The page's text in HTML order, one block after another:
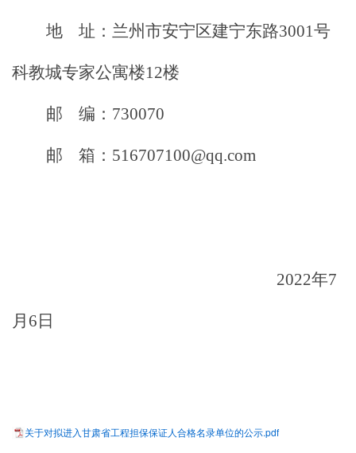
地 址：兰州市安宁区建宁东路3001号
科教城专家公寓楼12楼
邮 编： 730070
邮 箱： 516707100@qq.com
2022年7
月 6 日
关于对拟进入甘肃省工程担保保证人合格名录单位的公示.pdf